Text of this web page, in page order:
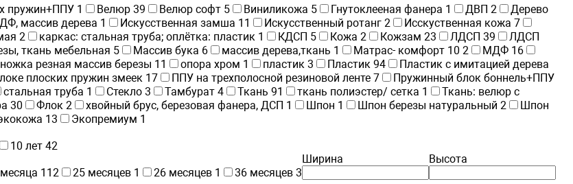
пружин+ППУ 1 Велюр 39 Велюр софт 5 Виниликожа 5 Гнутоклееная фанера 1 ДВП 2
Дерево
массив дерева 1 Искусственная замша 11 Искусственный ротанг 2 Исскуственная кожа 7
2 каркас: стальная труба; оплётка: пластик 1 КДСП 5 Кожа 2 Кожзам 23 ЛДСП 39
ЛДСП
ткань мебельная 5 Массив бука 6 массив дерева,ткань 1 Матрас- комфорт 10 2 МДФ 16
ножка резная массив березы 11 опора хром 1 пластик 3 Пластик 94
Пластик с имитацией дерева
плоских пружин змеек 17 ППУ на трехполосной резиновой ленте 7
Пружинный блок боннель+ППУ
стальная труба 1 Стекло 3 Тамбурат 4 Ткань 91 ткань полиэстер/ сетка 1
Ткань: велюр с
30 Флок 2 хвойный брус, березовая фанера, ДСП 1 Шпон 1 Шпон березы натуральный 2
Шпон
13 Экопремиум 1
10 лет 42
112 25 месяцев 1 26 месяцев 1 36 месяцев 3
Ширина Высота